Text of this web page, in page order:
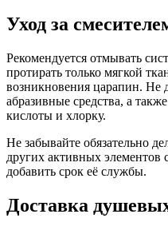
Уход за
Рекомендуется отмывать
протирать только мягкой
возникновения царапин. Не
абразивные средства, а
кислоты и хлорку.
Не забывайте обязательно
других активных элементов
добавить срок её службы.
Доставка